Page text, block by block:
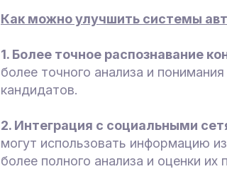
Как можно улучшить системы
1. Более точное распознавание
более точного анализа и
кандидатов.
2. Интеграция с социальными
могут использовать информацию
более полного анализа и оценки